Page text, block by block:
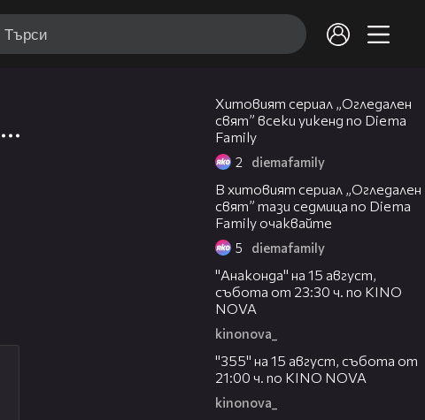
Хитовият сериал „Огледален
свят” всеки уикенд по Diema
Family
2 diemafamily
В хитовият сериал „Огледален
свят” тази седмица по Diema
Family очаквайте
5 diemafamily
"Анаконда" на 15 август,
събота от 23:30 ч. по KINO
NOVA
kinonova_
"355" на 15 август, събота от
21:00 ч. по KINO NOVA
kinonova_